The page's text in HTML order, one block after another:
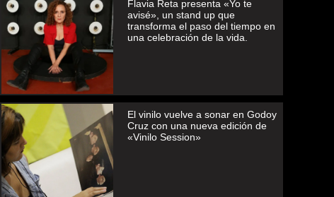
Flavia Reta presenta «Yo te
avisé», un stand up que
transforma el paso del tiempo en
una celebración de la vida.
El vinilo vuelve a sonar en Godoy
Cruz con una nueva edición de
«Vinilo Session»